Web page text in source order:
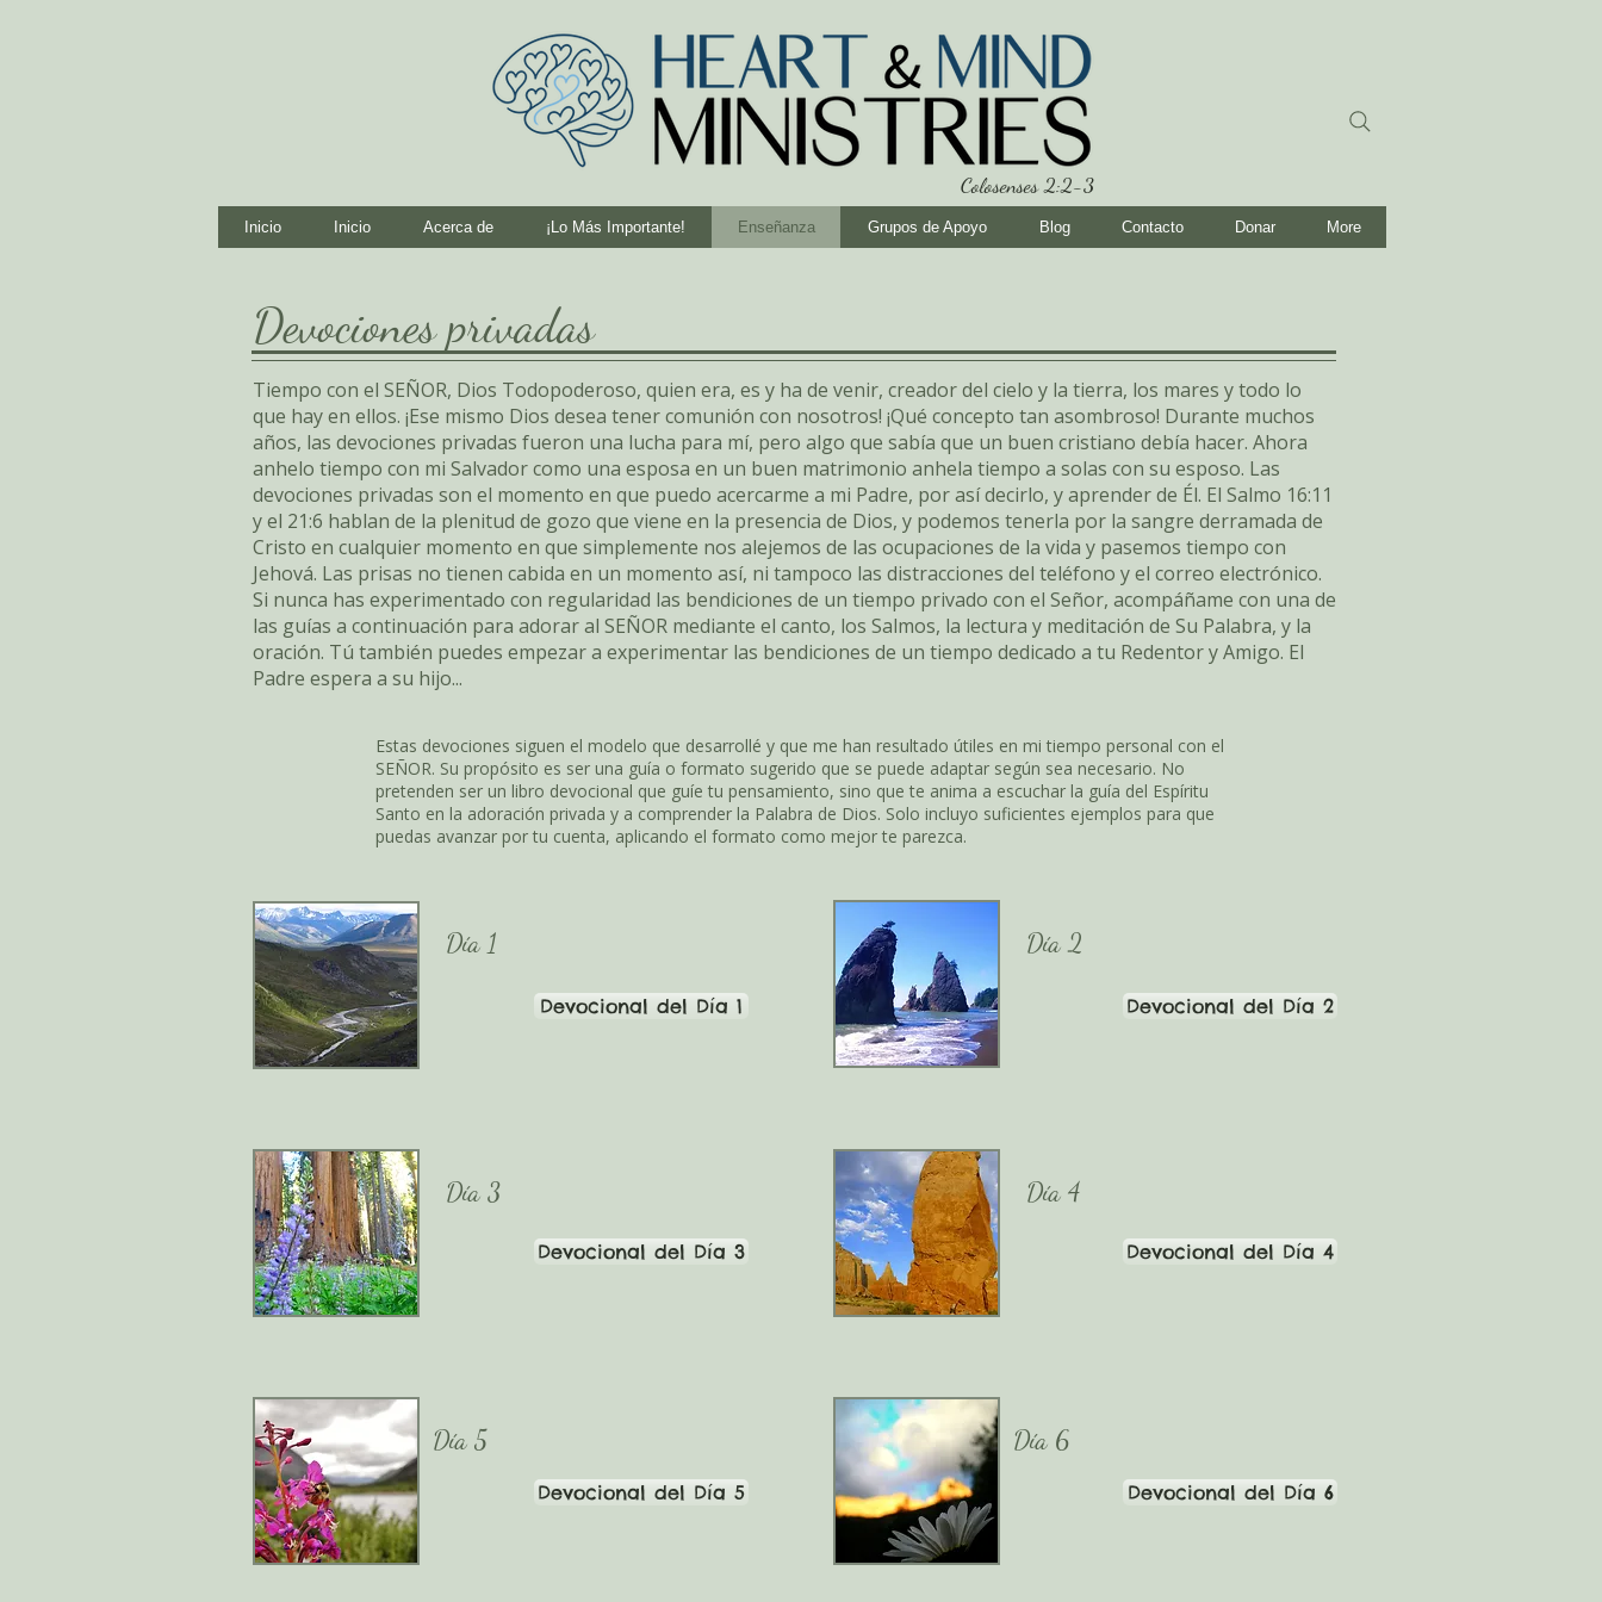
Colosenses 2:2-3
Inicio Inicio Acerca de ¡Lo Más Importante! Enseñanza Grupos de Apoyo Blog Contacto Donar More
Devociones privadas
Tiempo con el SEÑOR, Dios Todopoderoso, quien era, es y ha de venir, creador del cielo y la tierra, los mares y todo lo
que hay en ellos. ¡Ese mismo Dios desea tener comunión con nosotros! ¡Qué concepto tan asombroso! Durante muchos
años, las devociones privadas fueron una lucha para mí, pero algo que sabía que un buen cristiano debía hacer. Ahora
anhelo tiempo con mi Salvador como una esposa en un buen matrimonio anhela tiempo a solas con su esposo. Las
devociones privadas son el momento en que puedo acercarme a mi Padre, por así decirlo, y aprender de Él. El Salmo 16:11
y el 21:6 hablan de la plenitud de gozo que viene en la presencia de Dios, y podemos tenerla por la sangre derramada de
Cristo en cualquier momento en que simplemente nos alejemos de las ocupaciones de la vida y pasemos tiempo con
Jehová. Las prisas no tienen cabida en un momento así, ni tampoco las distracciones del teléfono y el correo electrónico.
Si nunca has experimentado con regularidad las bendiciones de un tiempo privado con el Señor, acompáñame con una de
las guías a continuación para adorar al SEÑOR mediante el canto, los Salmos, la lectura y meditación de Su Palabra, y la
oración. Tú también puedes empezar a experimentar las bendiciones de un tiempo dedicado a tu Redentor y Amigo. El
Padre espera a su hijo...
Estas devociones siguen el modelo que desarrollé y que me han resultado útiles en mi tiempo personal con el
SEÑOR. Su propósito es ser una guía o formato sugerido que se puede adaptar según sea necesario. No
pretenden ser un libro devocional que guíe tu pensamiento, sino que te anima a escuchar la guía del Espíritu
Santo en la adoración privada y a comprender la Palabra de Dios. Solo incluyo suficientes ejemplos para que
puedas avanzar por tu cuenta, aplicando el formato como mejor te parezca.
Día 1
Devocional del Día 1
Día 2
Devocional del Día 2
Día 3
Devocional del Día 3
Día 4
Devocional del Día 4
Día 5
Devocional del Día 5
Día 6
Devocional del Día 6